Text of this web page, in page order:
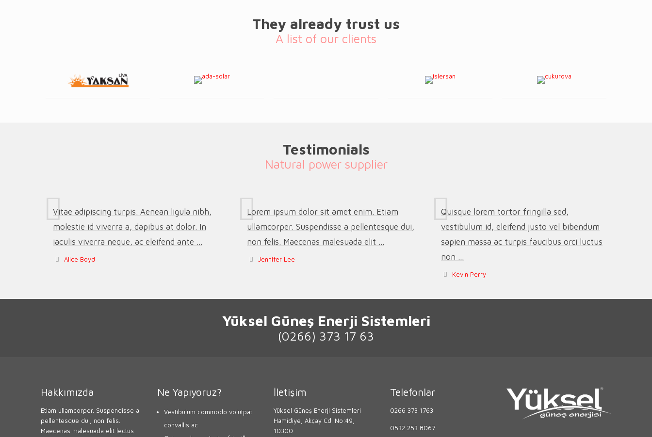
They already trust us
A list of our clients
Testimonials
Natural power supplier
Vitae adipiscing turpis. Aenean ligula nibh,
molestie id viverra a, dapibus at dolor. In
iaculis viverra neque, ac eleifend ante ...
Alice Boyd
Lorem ipsum dolor sit amet enim. Etiam
ullamcorper. Suspendisse a pellentesque dui,
non felis. Maecenas malesuada elit ...
Jennifer Lee
Quisque lorem tortor fringilla sed,
vestibulum id, eleifend justo vel bibendum
sapien massa ac turpis faucibus orci luctus
non ...
Kevin Perry
Yüksel Güneş Enerji Sistemleri
(0266) 373 17 63
Hakkımızda
Etiam ullamcorper. Suspendisse a
pellentesque dui, non felis.
Maecenas malesuada elit lectus
Ne Yapıyoruz?
Vestibulum commodo volutpat
convallis ac
İletişim
Yüksel Güneş Enerji Sistemleri
Hamidiye, Akçay Cd. No:49,
10300
Telefonlar
0266 373 1763
0532 253 8067